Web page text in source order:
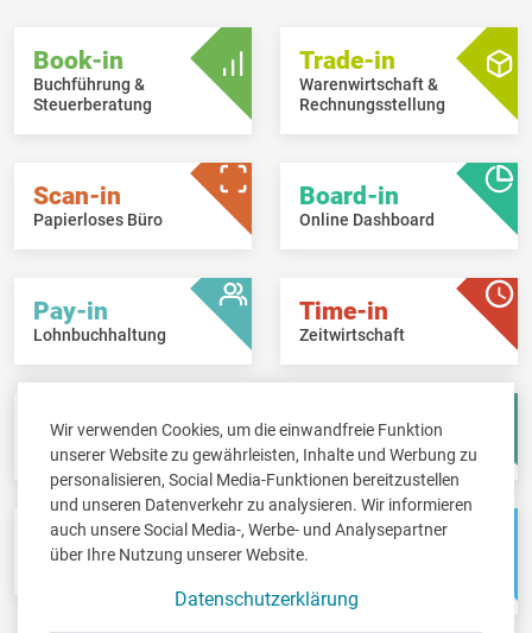
Wir verwenden Cookies, um die einwandfreie Funktion
unserer Website zu gewährleisten, Inhalte und Werbung zu
personalisieren, Social Media-Funktionen bereitzustellen
und unseren Datenverkehr zu analysieren. Wir informieren
auch unsere Social Media-, Werbe- und Analysepartner
über Ihre Nutzung unserer Website.
Datenschutzerklärung
Book-in
Buchführung &
Steuerberatung
Trade-in
Warenwirtschaft &
Rechnungsstellung
Scan-in
Papierloses Büro
Board-in
Online Dashboard
Pay-in
Lohnbuchhaltung
Time-in
Zeitwirtschaft
Fisc-in
Steuererklärungen
Account-in
Jahresabschlüsse
Pos-in
Kassensystem
Net-in
Webshops &